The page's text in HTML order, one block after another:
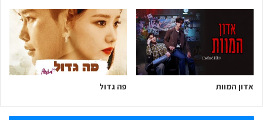
אדון המוות פה גדול